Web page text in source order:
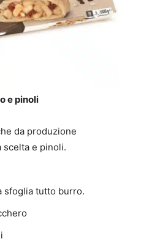
e pinoli
da produzione
scelta e pinoli.
sfoglia tutto burro.